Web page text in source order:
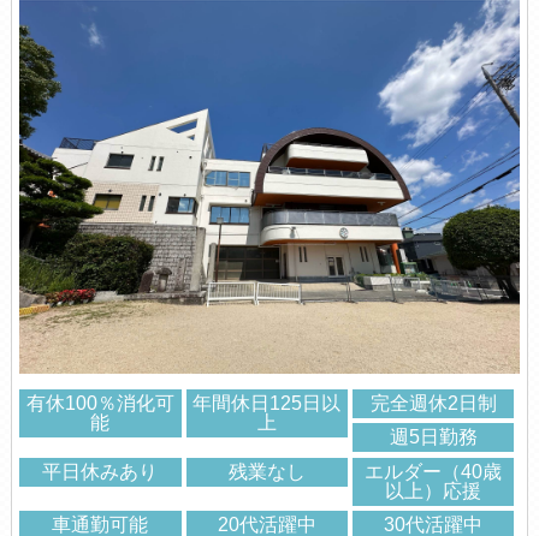
有休100％消化可
能
年間休日125日以
上
完全週休2日制
週5日勤務
平日休みあり
残業なし
エルダー（40歳
以上）応援
車通勤可能
20代活躍中 30代活躍中